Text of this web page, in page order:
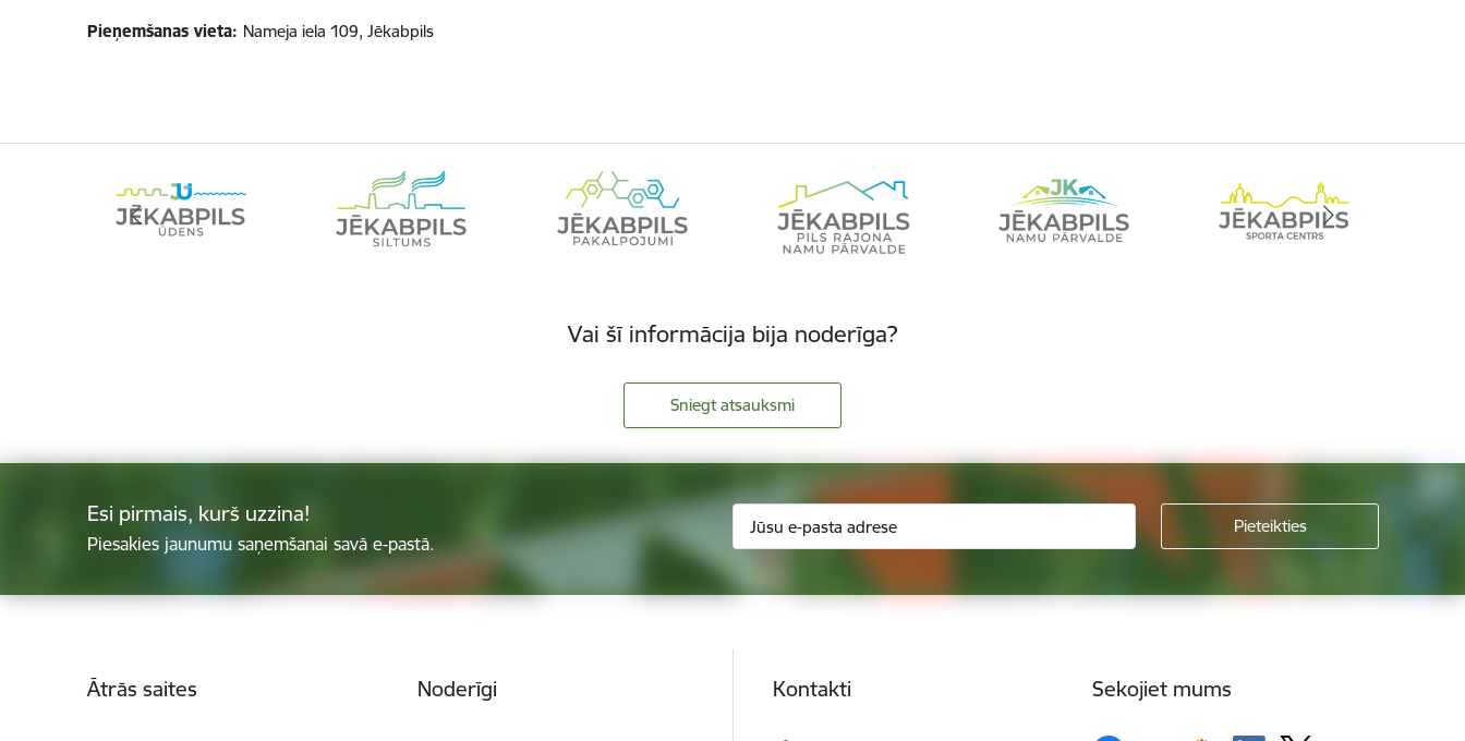
Pieņemšanas vieta: Nameja iela 109, Jēkabpils
Vai šī informācija bija noderīga?
Sniegt atsauksmi
Esi pirmais, kurš uzzina!
Piesakies jaunumu saņemšanai savā e-pastā.
Ātrās saites Noderīgi Kontakti Sekojiet mums